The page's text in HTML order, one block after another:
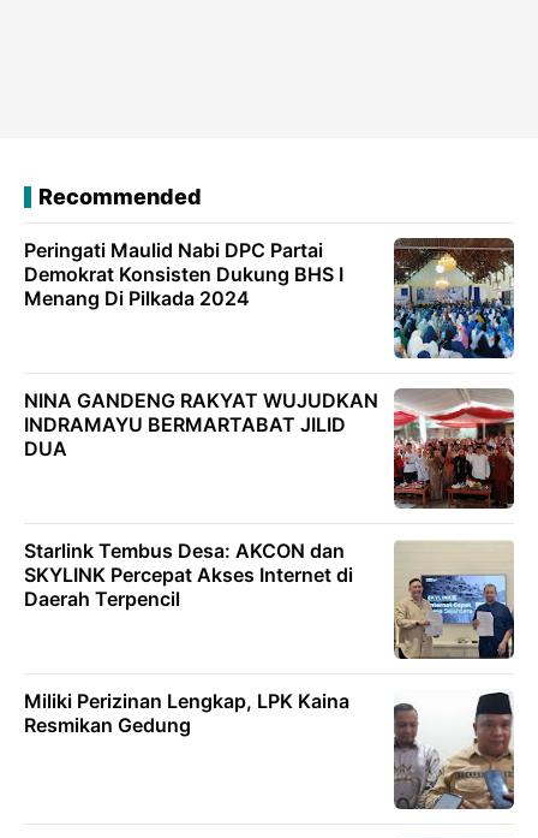
Recommended
Peringati Maulid Nabi DPC Partai
Demokrat Konsisten Dukung BHS I
Menang Di Pilkada 2024
NINA GANDENG RAKYAT WUJUDKAN
INDRAMAYU BERMARTABAT JILID
DUA
Starlink Tembus Desa: AKCON dan
SKYLINK Percepat Akses Internet di
Daerah Terpencil
Miliki Perizinan Lengkap, LPK Kaina
Resmikan Gedung